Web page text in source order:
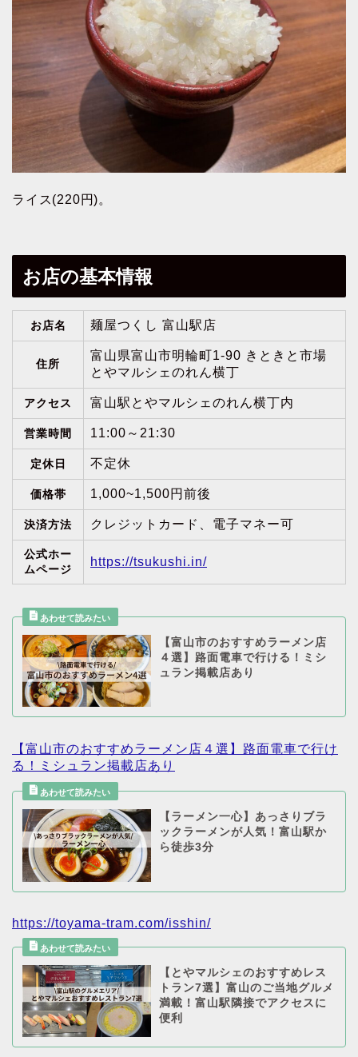
ライス(220円)。
お店の基本情報
お店名 麺屋つくし 富山駅店
住所
富山県富山市明輪町1-90 きときと市場
とやマルシェのれん横丁
アクセス 富山駅とやマルシェのれん横丁内
営業時間 11:00～21:30
定休日 不定休
価格帯 1,000~1,500円前後
決済方法 クレジットカード、電子マネー可
公式ホー
ムページ
https://tsukushi.in/
【富山市のおすすめラーメン店
４選】路面電車で行ける！ミシ
ュラン掲載店あり
【富山市のおすすめラーメン店４選】路面電車で行け
る！ミシュラン掲載店あり
【ラーメン一心】あっさりブラ
ックラーメンが人気！富山駅か
ら徒歩3分
https://toyama-tram.com/isshin/
【とやマルシェのおすすめレス
トラン7選】富山のご当地グルメ
満載！富山駅隣接でアクセスに
便利